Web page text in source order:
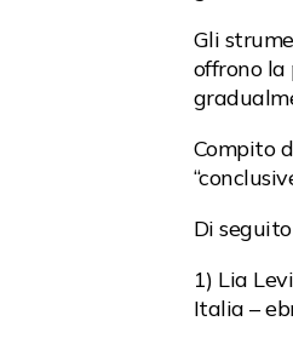
Gli
offrono
Compito
Di
1) Lia
Italia –